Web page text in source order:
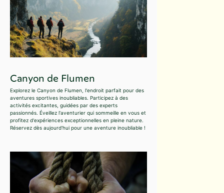
Canyon de Flumen
Explorez le Canyon de Flumen, l'endroit parfait pour des
aventures sportives inoubliables. Participez à des
activités excitantes, guidées par des experts
passionnés. Éveillez l'aventurier qui sommeille en vous et
profitez d'expériences exceptionnelles en pleine nature.
Réservez dès aujourd'hui pour une aventure inoubliable !